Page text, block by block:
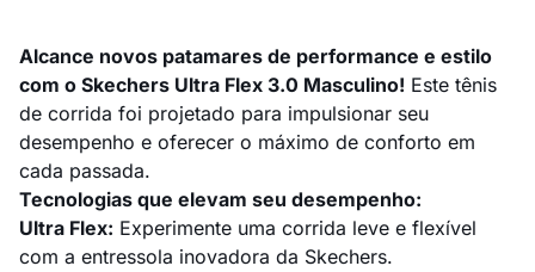
Alcance novos patamares de performance e estilo
com o Skechers Ultra Flex 3.0 Masculino! Este tênis
de corrida foi projetado para impulsionar seu
desempenho e oferecer o máximo de conforto em
cada passada.
Tecnologias que elevam seu desempenho:
Ultra Flex: Experimente uma corrida leve e flexível
com a entressola inovadora da Skechers.